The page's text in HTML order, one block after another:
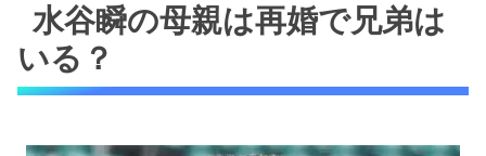
水谷瞬の母親は再婚で兄弟は
いる？